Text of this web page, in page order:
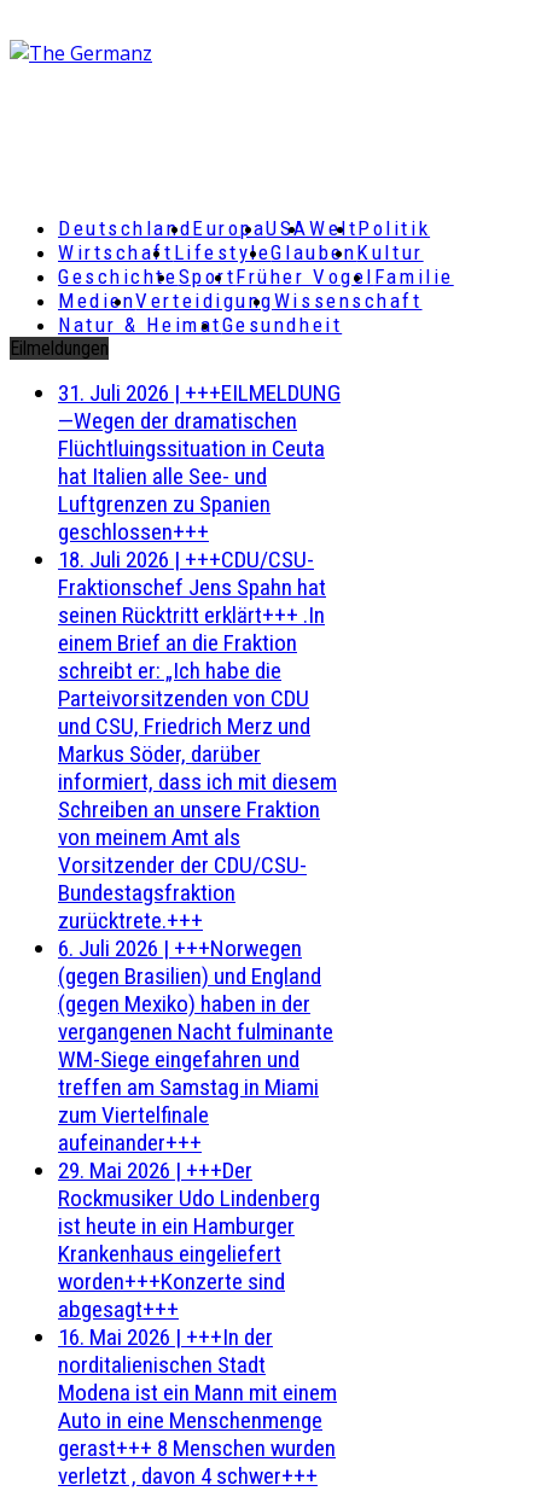
DeutschlandEuropaUSAWeltPolitik
Wirtschaft LifestyleGlaubenKultur
GeschichteSportFrüher Vogel Familie
MedienVerteidigungWissenschaft
Natur & HeimatGesundheit
Eilmeldungen
31. Juli 2026 | +++EILMELDUNG
—Wegen der dramatischen
Flüchtluingssituation in Ceuta
hat Italien alle See- und
Luftgrenzen zu Spanien
geschlossen+++
18. Juli 2026 | +++CDU/CSU-
Fraktionschef Jens Spahn hat
seinen Rücktritt erklärt+++ .In
einem Brief an die Fraktion
schreibt er: „Ich habe die
Parteivorsitzenden von CDU
und CSU, Friedrich Merz und
Markus Söder, darüber
informiert, dass ich mit diesem
Schreiben an unsere Fraktion
von meinem Amt als
Vorsitzender der CDU/CSU-
Bundestagsfraktion
zurücktrete.+++
6. Juli 2026 | +++Norwegen
(gegen Brasilien) und England
(gegen Mexiko) haben in der
vergangenen Nacht fulminante
WM-Siege eingefahren und
treffen am Samstag in Miami
zum Viertelfinale
aufeinander+++
29. Mai 2026 | +++Der
Rockmusiker Udo Lindenberg
ist heute in ein Hamburger
Krankenhaus eingeliefert
worden+++Konzerte sind
abgesagt+++
16. Mai 2026 | +++In der
norditalienischen Stadt
Modena ist ein Mann mit einem
Auto in eine Menschenmenge
gerast+++ 8 Menschen wurden
verletzt , davon 4 schwer+++